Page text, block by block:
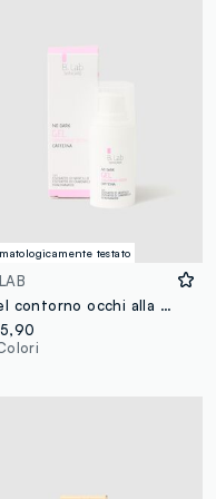
testato
Gel contorno occhi alla caffeina - No Dark